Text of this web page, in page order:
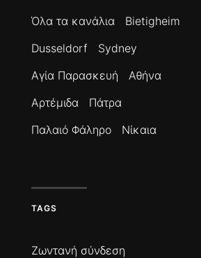
Όλα τα κανάλια
Bietigheim
Dusseldorf
Sydney
Αγία Παρασκευή
Αθήνα
Αρτέμιδα
Πάτρα
Παλαιό Φάληρο
Νίκαια
TAGS
Ζωντανή σύνδεση